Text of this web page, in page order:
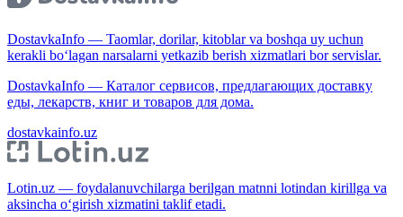
DostavkaInfo — Taomlar, dorilar, kitoblar va boshqa uy uchun
kerakli bo‘lagan narsalarni yetkazib berish xizmatlari bor servislar.
DostavkaInfo — Каталог сервисов, предлагающих доставку
еды, лекарств, книг и товаров для дома.
dostavkainfo.uz
Lotin.uz — foydalanuvchilarga berilgan matnni lotindan kirillga va
aksincha o‘girish xizmatini taklif etadi.